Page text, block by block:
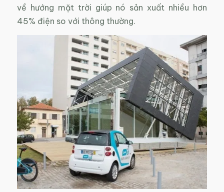
về hướng mặt trời giúp nó sản xuất nhiều hơn
45% điện so với thông thường.